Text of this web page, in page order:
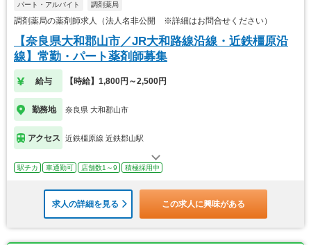
パート・アルバイト 調剤薬局
調剤薬局の薬剤師求人（法人名非公開 ※詳細はお問合せください）
【奈良県大和郡山市／JR大和路線沿線・近鉄橿原沿
線】常勤・パート薬剤師募集
給与 【時給】1,800円～2,500円
勤務地 奈良県 大和郡山市
アクセス 近鉄橿原線 近鉄郡山駅
駅チカ 車通勤可 店舗数1～9 積極採用中
求人の詳細を見る この求人に興味がある